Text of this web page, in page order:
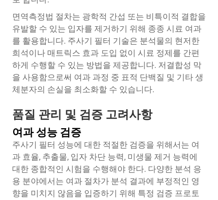
면역측정법 절차는 광학적 간섭 또는 비특이적 결합을
유발할 수 있는 입자를 제거하기 위해 종종 시료 여과
를 활용합니다. 주사기 필터 기술은 분석물의 현저한
희석이나 매트릭스 효과 도입 없이 시료 정제를 간편
하게 수행할 수 있는 방법을 제공합니다. 저결합성 막
을 사용함으로써 여과 과정 중 표적 단백질 및 기타 생
체분자의 손실을 최소화할 수 있습니다.
품질 관리 및 검증 고려사항
여과 성능 검증
주사기 필터 성능에 대한 적절한 검증을 위해서는 여
과 효율, 추출물, 입자 차단 능력, 미생물 제거 능력에
대한 종합적인 시험을 수행해야 한다. 다양한 분석 응
용 분야에서는 여과 절차가 분석 결과에 부정적인 영
향을 미치지 않음을 입증하기 위해 특정 검증 프로토